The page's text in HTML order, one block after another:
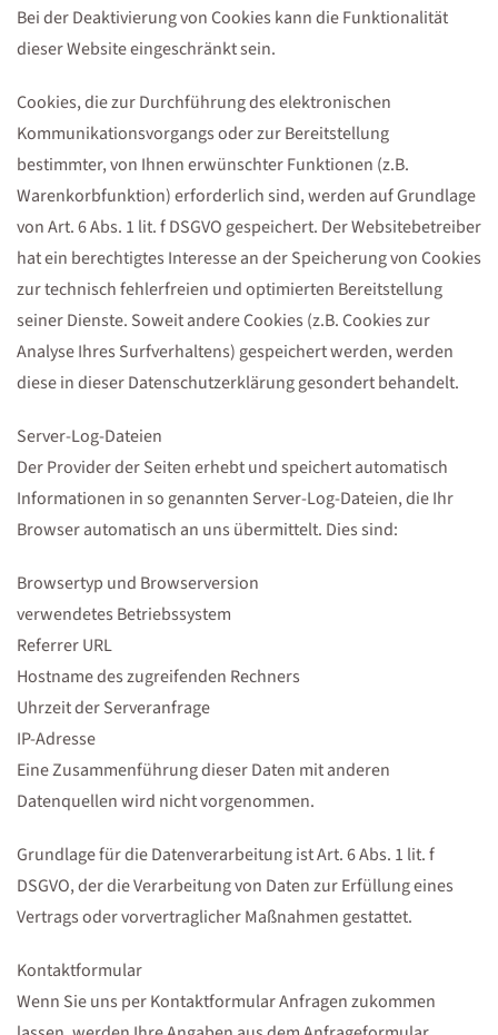
Bei der Deaktivierung von Cookies kann die Funktionalität
dieser Website eingeschränkt sein.
Cookies, die zur Durchführung des elektronischen
Kommunikationsvorgangs oder zur Bereitstellung
bestimmter, von Ihnen erwünschter Funktionen (z.B.
Warenkorbfunktion) erforderlich sind, werden auf Grundlage
von Art. 6 Abs. 1 lit. f DSGVO gespeichert. Der Websitebetreiber
hat ein berechtigtes Interesse an der Speicherung von Cookies
zur technisch fehlerfreien und optimierten Bereitstellung
seiner Dienste. Soweit andere Cookies (z.B. Cookies zur
Analyse Ihres Surfverhaltens) gespeichert werden, werden
diese in dieser Datenschutzerklärung gesondert behandelt.
Server-Log-Dateien
Der Provider der Seiten erhebt und speichert automatisch
Informationen in so genannten Server-Log-Dateien, die Ihr
Browser automatisch an uns übermittelt. Dies sind:
Browsertyp und Browserversion
verwendetes Betriebssystem
Referrer URL
Hostname des zugreifenden Rechners
Uhrzeit der Serveranfrage
IP-Adresse
Eine Zusammenführung dieser Daten mit anderen
Datenquellen wird nicht vorgenommen.
Grundlage für die Datenverarbeitung ist Art. 6 Abs. 1 lit. f
DSGVO, der die Verarbeitung von Daten zur Erfüllung eines
Vertrags oder vorvertraglicher Maßnahmen gestattet.
Kontaktformular
Wenn Sie uns per Kontaktformular Anfragen zukommen